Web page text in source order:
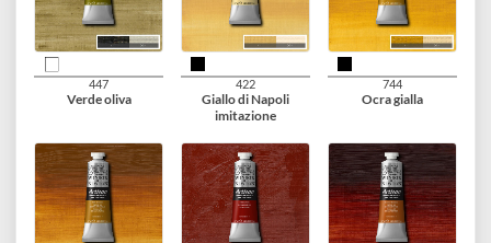
514
Blu di ftalo (tonalità
rosso)
538 521
(tonalità gialla)